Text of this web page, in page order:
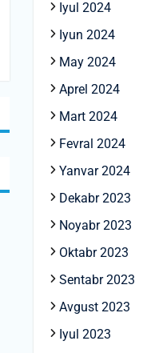
Iyul 2024
Iyun 2024
May 2024
Aprel 2024
Mart 2024
Fevral 2024
Yanvar 2024
Dekabr 2023
Noyabr 2023
Oktabr 2023
Sentabr 2023
Avgust 2023
Iyul 2023